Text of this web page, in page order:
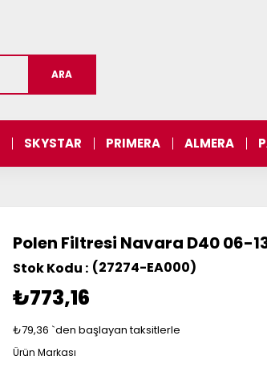
SKYSTAR PRIMERA ALMERA
Polen Filtresi Navara D40 06-
(27274-EA000)
₺773,16
₺79,36 `den başlayan taksitlerle